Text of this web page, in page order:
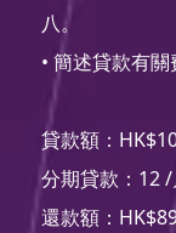
八。
• 簡述貸款有
貸款額：
分期貸款：12 /
還款額：